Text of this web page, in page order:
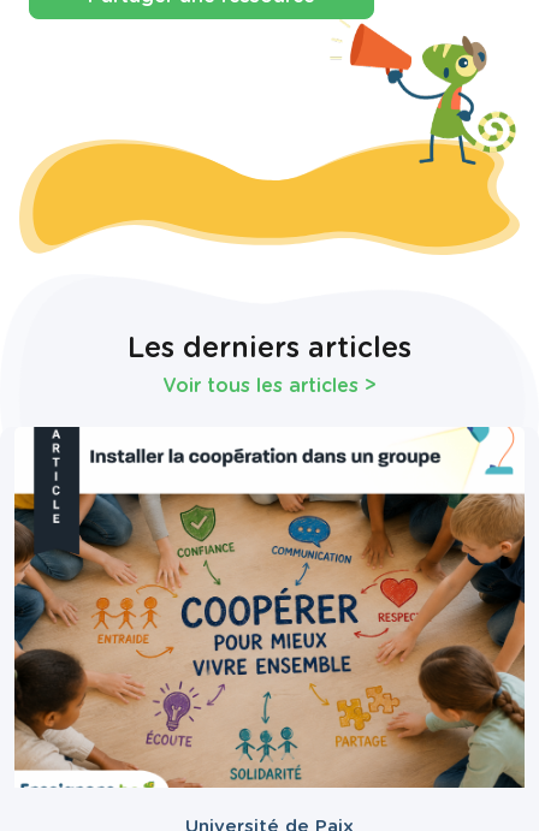
Les derniers articles
Voir tous les articles >
Université de Paix